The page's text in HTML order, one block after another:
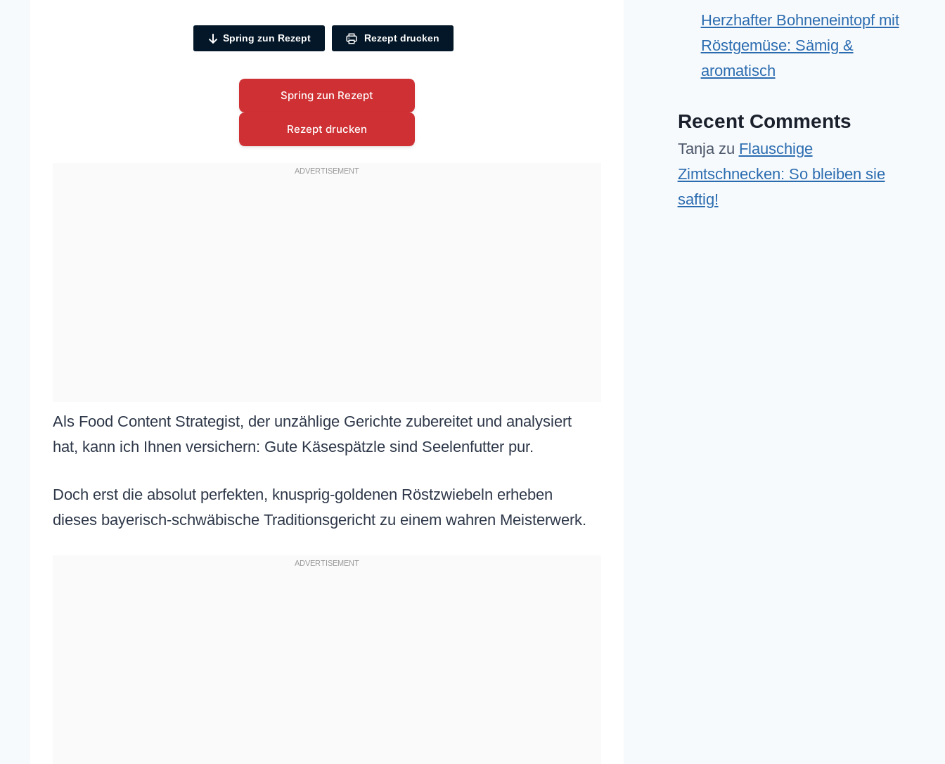
Spring zun Rezept Rezept drucken
Spring zun Rezept
Rezept drucken
Als Food Content Strategist, der unzählige Gerichte zubereitet und analysiert
hat, kann ich Ihnen versichern: Gute Käsespätzle sind Seelenfutter pur.
Doch erst die absolut perfekten, knusprig-goldenen Röstzwiebeln erheben
dieses bayerisch-schwäbische Traditionsgericht zu einem wahren Meisterwerk.
Herzhafter Bohneneintopf mit
Röstgemüse: Sämig &
aromatisch
Recent Comments
Tanjazu Flauschige
Zimtschnecken: So bleiben sie
saftig!